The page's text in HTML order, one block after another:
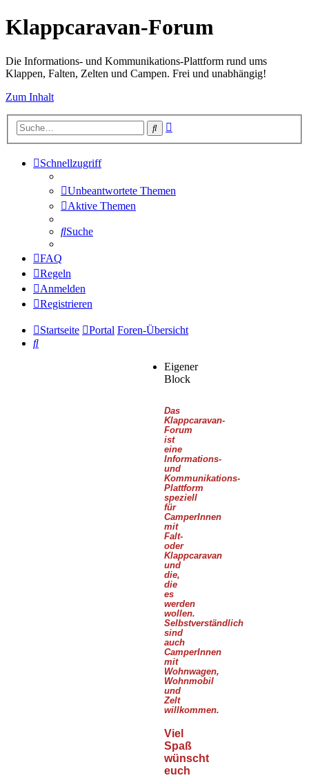
Klappcaravan-Forum
Die Informations- und Kommunikations-Plattform rund ums
Klappen, Falten, Zelten und Campen. Frei und unabhängig!
Zum Inhalt
Suche
Schnellzugriff
Unbeantwortete Themen
Aktive Themen
Suche
FAQ
Regeln
Anmelden
Registrieren
Startseite Portal Foren-Übersicht
Suche
Eigener
Block
Das
Klappcaravan-
Forum
ist
eine
Informations-
und
Kommunikations-
Plattform
speziell
für
CamperInnen
mit
Falt-
oder
Klappcaravan
und
die,
die
es
werden
wollen.
Selbstverständlich
sind
auch
CamperInnen
mit
Wohnwagen,
Wohnmobil
und
Zelt
willkommen.
Viel
Spaß
wünscht
euch